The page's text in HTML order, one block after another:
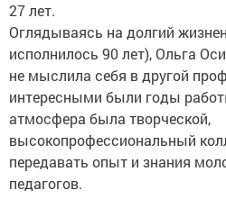
27 лет.
Оглядываясь на долгий
исполнилось 90 лет), Ольга
не мыслила себя в другой
интересными были годы
атмо­сфера была творческой,
высокопрофессиональный
передавать опыт и знания
педагогов.